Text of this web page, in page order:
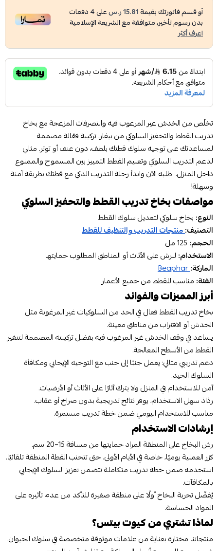
أو قسم فاتورتك بقيمة15.81 ر.س على4دفعات
بدون رسوم تأخير، متوافقة مع الشريعة الإسلامية
اعرف أكثر
تخلّص من الخدش غير المرغوب فيه والتصرفات المزعجة مع بخاخ
تدريب القطط والتحفيز السلوكي من بيفار. تركيبة فعّالة مصممة
لمساعدتك على توجيه سلوك قطتك بلطف، دون عنف أو توتر. مثالي
لدعم التدريب السلوكي وتعليم القطط التمييز بين المسموح والممنوع
داخل المنزل. اطلبه الآن وابدأ رحلة التدريب الذكي مع قطتك بطريقة آمنة
وسهلة!
مواصفات بخاخ تدريب القطط والتحفيز السلوكي
النوع: بخاخ سلوكي لتعديل سلوك القطط
التصنيف:منتجات التدريب والتنظيف للقطط
الحجم:
الاستخدام: للرش على الأثاث أو المناطق المطلوب حمايتها
الماركة:Beaphar
الفئة: مناسب للقطط من جميع الأعمار
أبرز المميزات والفوائد
بخاخ تدريب القطط فعال في الحد من السلوكيات غير المرغوبة مثل
الخدش أو الاقتراب من مناطق معينة.
يساعد في وقف الخدش غير المرغوب فيه بفضل تركيبته المصممة لتنفير
القطط من الأسطح المعالجة.
دعم تدريبي مثالي: يعمل جنبًا إلى جنب مع التوجيه الإيجابي ومكافأة
السلوك الجيد.
آمن للاستخدام في المنزل ولا يترك آثارًا على الأثاث أو الأرضيات.
رذاذ سهل الاستخدام، يوفر نتائج تدريجية بدون صراخ أو عقاب.
مناسب للاستخدام اليومي ضمن خطة تدريب مستمرة.
إرشادات الاستخدام
رش البخاخ على المنطقة المراد حمايتها من مسافة 15–20 سم.
كرّر العملية يوميًا، خاصة في الأيام الأولى، حتى تتجنب القطة المنطقة تلقائيًا.
استخدمه ضمن خطة تدريب متكاملة تتضمن تعزيز السلوك الإيجابي
بالمكافآت.
يُفضّل تجربة البخاخ أولًا على منطقة صغيرة للتأكد من عدم تأثيره على
المواد الحساسة.
لماذا تشتري من كيوت بيتس؟
منتجاتنا مختارة بعناية من علامات موثوقة متخصصة في سلوك الحيوان.